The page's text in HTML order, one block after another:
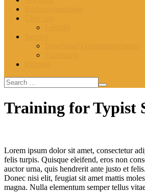
Training for Typist
Lorem ipsum dolor sit amet, consectetur
felis turpis. Quisque eleifend, eros non
auctor urna, quis hendrerit ante justo et
Donec nisi elit, feugiat sit amet mattis
magna. Nulla elementum semper tellus